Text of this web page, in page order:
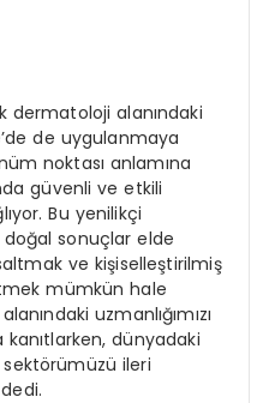
dermatoloji alanındaki
de uygulanmaya
noktası anlamına
güvenli ve etkili
Bu yenilikçi
doğal sonuçlar elde
ve kişiselleştirilmiş
mümkün hale
uzmanlığımızı
dünyadaki
ileri